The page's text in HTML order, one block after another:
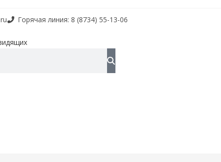
Горячая линия: 8 (8734) 55-13-06